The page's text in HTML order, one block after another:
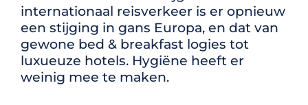
internationaal reisverkeer is er opnieuw
een stijging in gans Europa, en dat van
gewone bed & breakfast logies tot
luxueuze hotels. Hygiëne heeft er
weinig mee te maken.